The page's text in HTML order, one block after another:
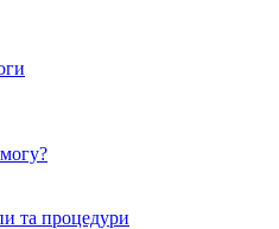
та процедури